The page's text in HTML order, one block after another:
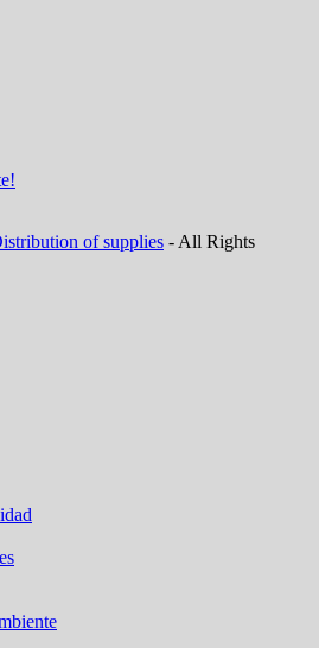
of supplies - All Rights